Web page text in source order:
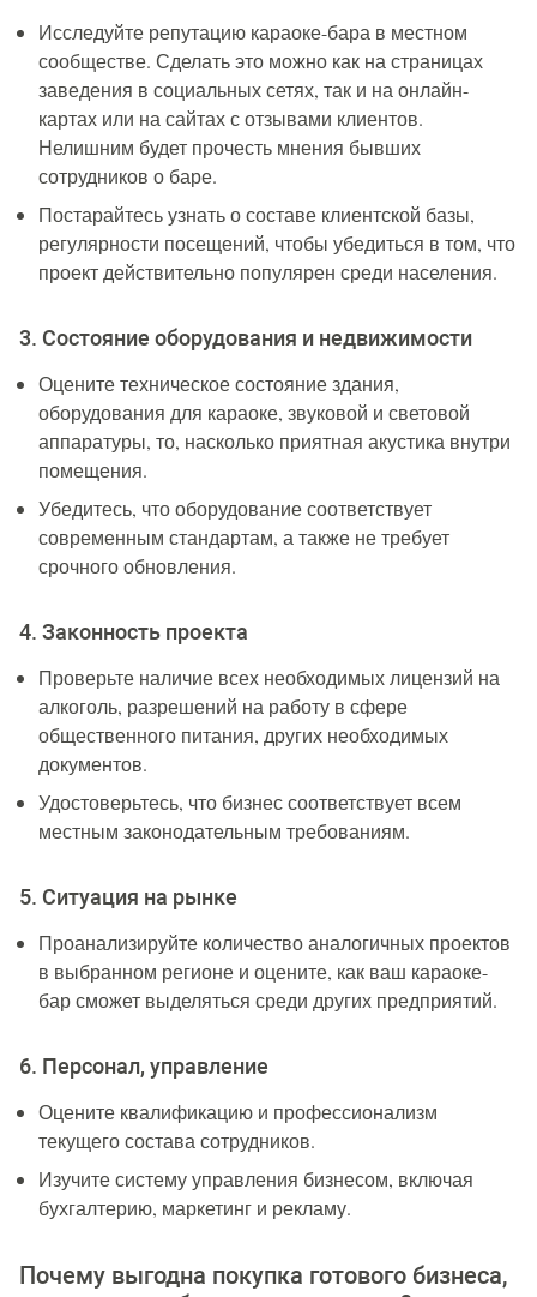
Исследуйте репутацию караоке-бара в местном
сообществе. Сделать это можно как на страницах
заведения в социальных сетях, так и на онлайн-
картах или на сайтах с отзывами клиентов.
Нелишним будет прочесть мнения бывших
сотрудников о баре.
Постарайтесь узнать о составе клиентской базы,
регулярности посещений, чтобы убедиться в том, что
проект действительно популярен среди населения.
3. Состояние оборудования и недвижимости
Оцените техническое состояние здания,
оборудования для караоке, звуковой и световой
аппаратуры, то, насколько приятная акустика внутри
помещения.
Убедитесь, что оборудование соответствует
современным стандартам, а также не требует
срочного обновления.
4. Законность проекта
Проверьте наличие всех необходимых лицензий на
алкоголь, разрешений на работу в сфере
общественного питания, других необходимых
документов.
Удостоверьтесь, что бизнес соответствует всем
местным законодательным требованиям.
5. Ситуация на рынке
Проанализируйте количество аналогичных проектов
в выбранном регионе и оцените, как ваш караоке-
бар сможет выделяться среди других предприятий.
6. Персонал, управление
Оцените квалификацию и профессионализм
текущего состава сотрудников.
Изучите систему управления бизнесом, включая
бухгалтерию, маркетинг и рекламу.
Почему выгодна покупка готового бизнеса,